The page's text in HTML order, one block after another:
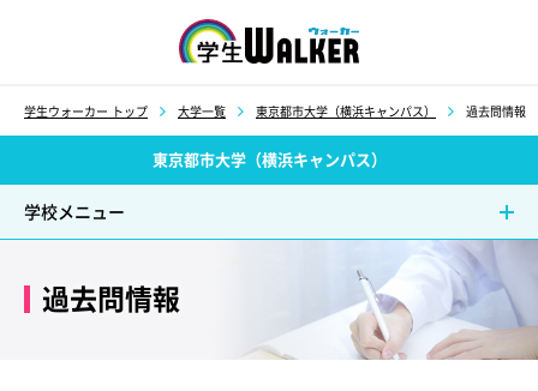
学生ウォーカー トップ 大学一覧 東京都市大学（横浜キャンパス） 過去問情報
東京都市大学（横浜キャンパス）
学校メニュー
過去問情報